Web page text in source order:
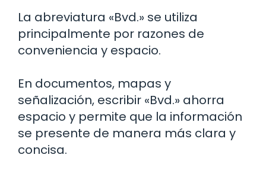
La abreviatura «Bvd.» se utiliza
principalmente por razones de
conveniencia y espacio.
En documentos, mapas y
señalización, escribir «Bvd.» ahorra
espacio y permite que la información
se presente de manera más clara y
concisa.